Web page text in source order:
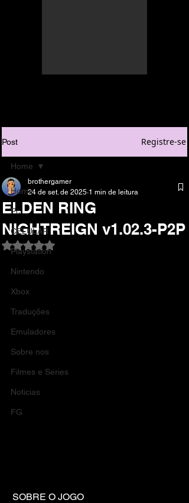
Post Registre-se
Home
Pc
CELULAR
Playstation
Nintendo
Xbox
Traduções
Emuladores
Sobre nos
Filmes e Series
Noticias
FG
Home
ELDEN RING
NIGHTREIGN v1.02.3-P2P
brothergamer
24 de set. de 2025 1 min de leitura
Avaliado com NaN de 5 estrelas.
SOBRE O JOGO